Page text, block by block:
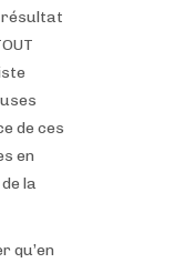
résultat
de ces
en
la
qu’en